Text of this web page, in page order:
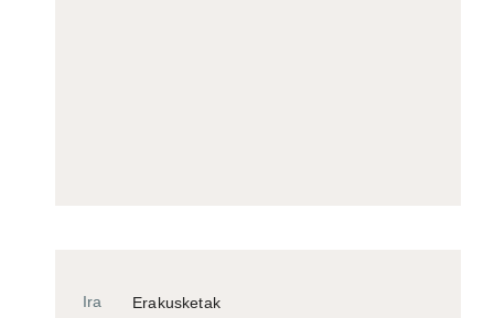
Erakusketak
Ira